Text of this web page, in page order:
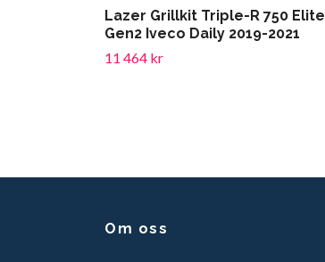
Lazer Grillkit Triple-R 750 Elite
Gen2 Iveco Daily 2019-2021
11 464 kr
Om oss